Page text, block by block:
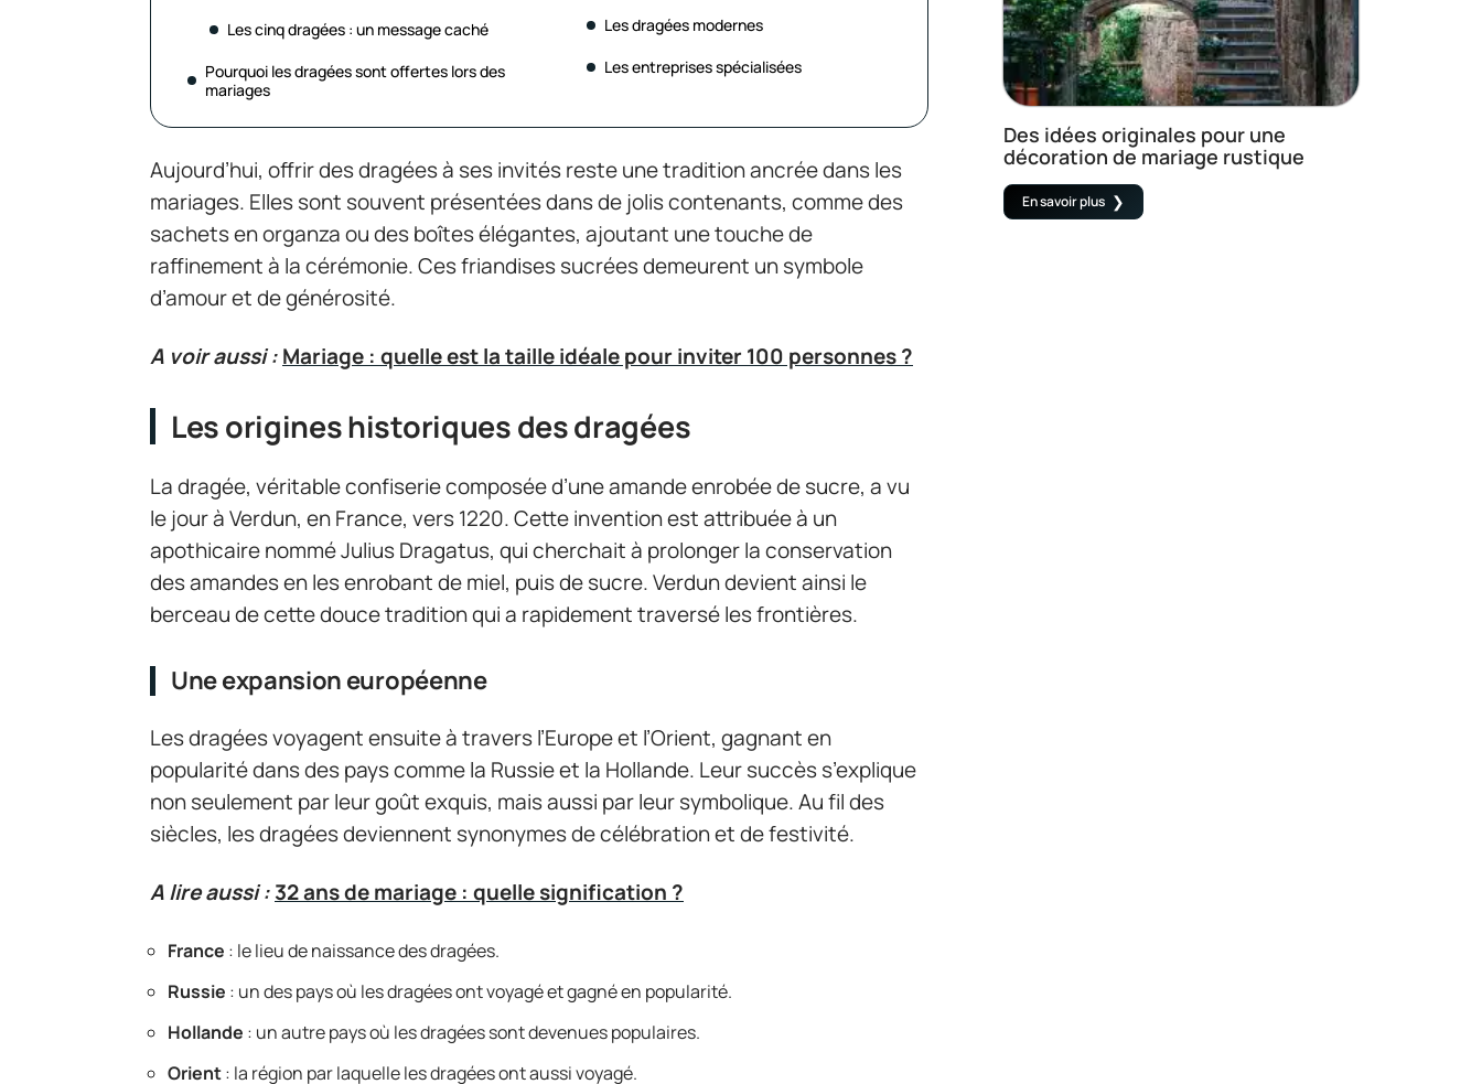
Les cinq dragées : un message caché
Pourquoi les dragées sont offertes lors des
mariages
Les dragées modernes
Les entreprises spécialisées
Aujourd’hui, offrir des dragées à ses invités reste une tradition ancrée dans les
mariages. Elles sont souvent présentées dans de jolis contenants, comme des
sachets en organza ou des boîtes élégantes, ajoutant une touche de
raffinement à la cérémonie. Ces friandises sucrées demeurent un symbole
d’amour et de générosité.
A voir aussi :Mariage : quelle est la taille idéale pour inviter 100 personnes ?
Les origines historiques des dragées
La dragée, véritable confiserie composée d’une amande enrobée de sucre, a vu
le jour à Verdun, en France, vers 1220. Cette invention est attribuée à un
apothicaire nommé Julius Dragatus, qui cherchait à prolonger la conservation
des amandes en les enrobant de miel, puis de sucre. Verdun devient ainsi le
berceau de cette douce tradition qui a rapidement traversé les frontières.
Une expansion européenne
Les dragées voyagent ensuite à travers l’Europe et l’Orient, gagnant en
popularité dans des pays comme la Russie et la Hollande. Leur succès s’explique
non seulement par leur goût exquis, mais aussi par leur symbolique. Au fil des
siècles, les dragées deviennent synonymes de célébration et de festivité.
A lire aussi :32 ans de mariage : quelle signification ?
France : le lieu de naissance des dragées.
Russie : un des pays où les dragées ont voyagé et gagné en popularité.
Hollande : un autre pays où les dragées sont devenues populaires.
Orient: la région par laquelle les dragées ont aussi voyagé.
Des idées originales pour une
décoration de mariage rustique
En savoir plus